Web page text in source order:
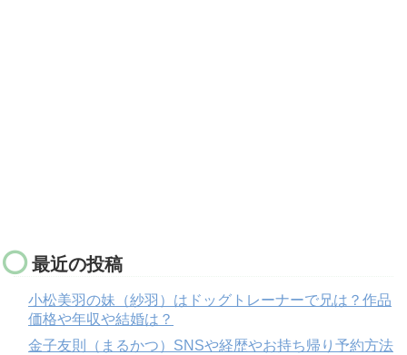
最近の投稿
小松美羽の妹（紗羽）はドッグトレーナーで兄は？作品
価格や年収や結婚は？
金子友則（まるかつ）SNSや経歴やお持ち帰り予約方法